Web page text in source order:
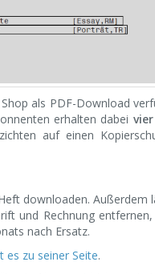
als PDF-Download
erhalten dabei
auf einen
downloaden. Außerdem
und Rechnung
nach Ersatz.
es zu seiner Seite.